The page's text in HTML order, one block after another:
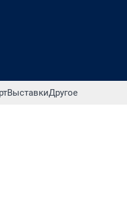
ВыставкиДругое